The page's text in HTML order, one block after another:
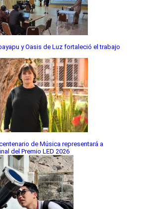
y Oasis de Luz fortaleció el trabajo
de Música representará a
del Premio LED 2026